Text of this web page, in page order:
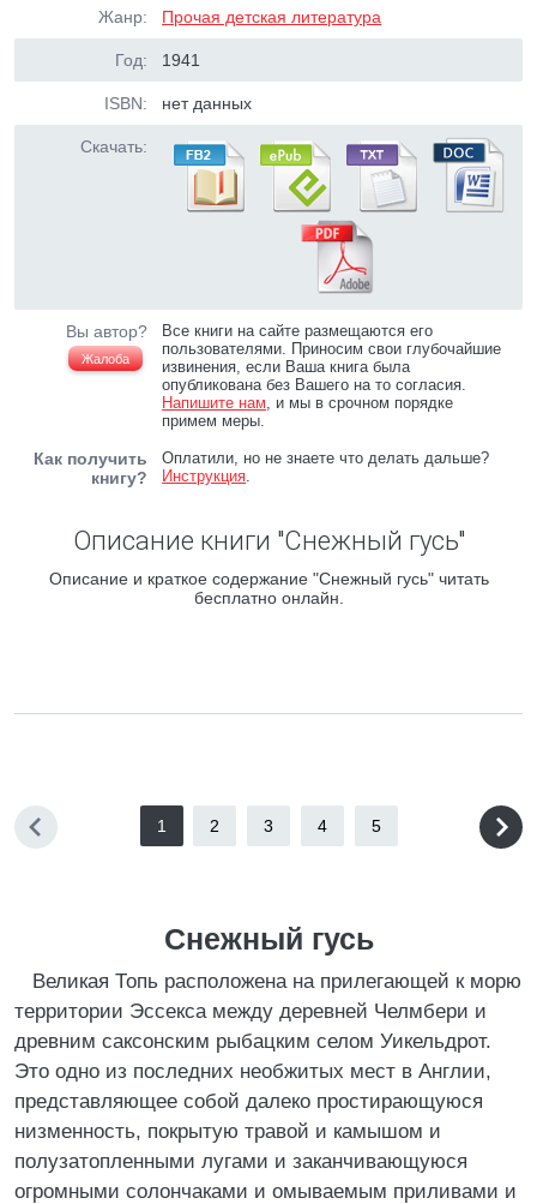
Жанр: Прочая детская литература
Год: 1941
ISBN: нет данных
Скачать:
Вы автор?
Жалоба
Все книги на сайте размещаются его
пользователями. Приносим свои глубочайшие
извинения, если Ваша книга была
опубликована без Вашего на то согласия.
Напишите нам, и мы в срочном порядке
примем меры.
Как получить
книгу?
Оплатили, но не знаете что делать дальше?
Инструкция.
Описание книги "Снежный гусь"
Описание и краткое содержание "Снежный гусь" читать
бесплатно онлайн.
1 2 3 4 5
Снежный гусь
Великая Топь расположена на прилегающей к морю
территории Эссекса между деревней Челмбери и
древним саксонским рыбацким селом Уикельдрот.
Это одно из последних необжитых мест в Англии,
представляющее собой далеко простирающуюся
низменность, покрытую травой и камышом и
полузатопленными лугами и заканчивающуюся
огромными солончаками и омываемым приливами и